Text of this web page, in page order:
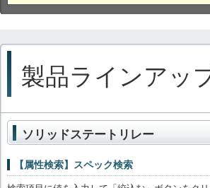
製品ラインアッ
ソリッドステートリレー
【属性検索】スペック検索